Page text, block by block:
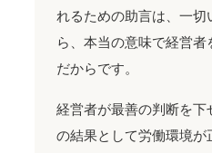
れるための助言は、一切
ら、本当の意味で経営者
だからです。
経営者が最善の判断を下
の結果として労働環境が